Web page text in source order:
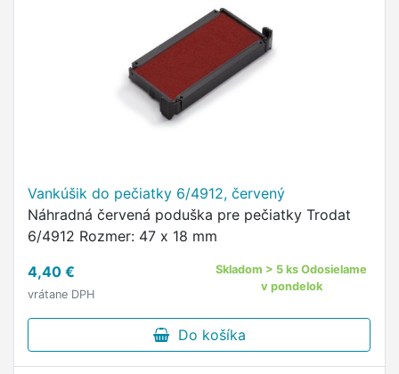
Vankúšik do pečiatky 6/4912, červený
Náhradná červená poduška pre pečiatky Trodat
6/4912 Rozmer: 47 x 18 mm
4,40 €
vrátane DPH
Skladom > 5 ks Odosielame
v pondelok
Do košíka